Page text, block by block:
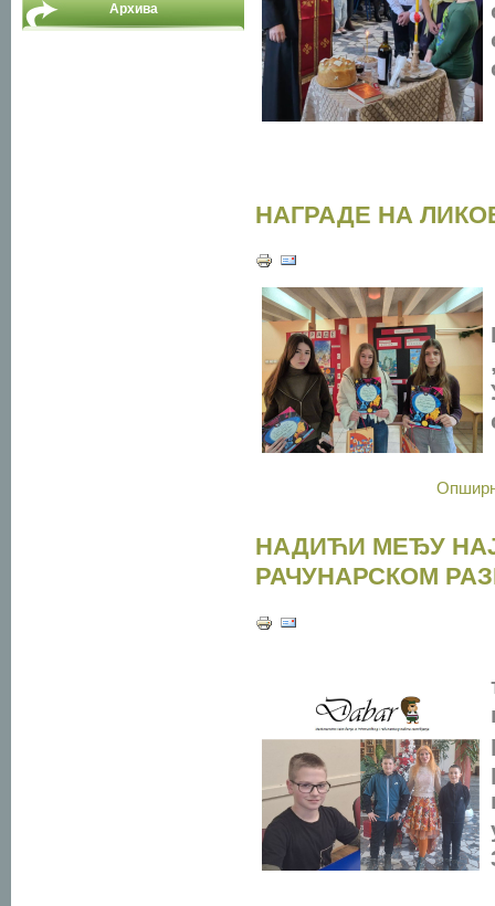
Архива
НАГРАДЕ НА
НАДИЋИ МЕЂУ
РАЧУНАРСКОМ